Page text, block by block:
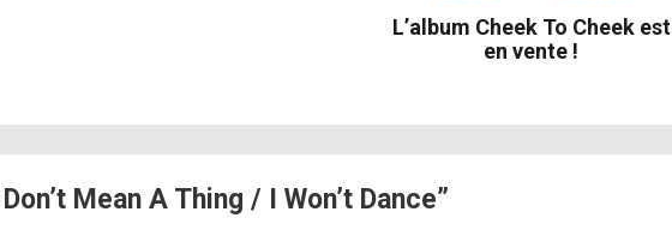
L’album Cheek To Cheek est
en vente !
Mean A Thing / I Won’t Dance”